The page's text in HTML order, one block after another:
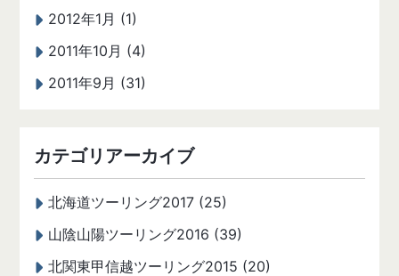
2012年1月 (1)
2011年10月 (4)
2011年9月 (31)
カテゴリアーカイブ
北海道ツーリング2017 (25)
山陰山陽ツーリング2016 (39)
北関東甲信越ツーリング2015 (20)